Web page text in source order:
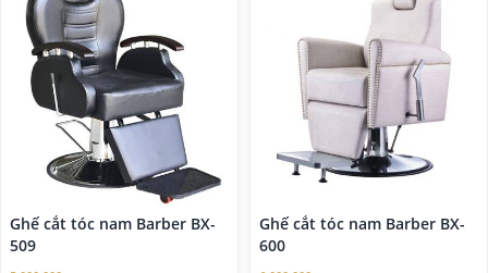
Ghế cắt tóc nam Barber BX-
509
Ghế cắt tóc nam Barber BX-
600